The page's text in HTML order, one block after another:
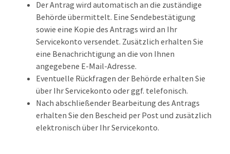
Der Antrag wird automatisch an die zuständige
Behörde übermittelt. Eine Sendebestätigung
sowie eine Kopie des Antrags wird an Ihr
Servicekonto versendet. Zusätzlich erhalten Sie
eine Benachrichtigung an die von Ihnen
angegebene E-Mail-Adresse.
Eventuelle Rückfragen der Behörde erhalten Sie
über Ihr Servicekonto oder ggf. telefonisch.
Nach abschließender Bearbeitung des Antrags
erhalten Sie den Bescheid per Post und zusätzlich
elektronisch über Ihr Servicekonto.